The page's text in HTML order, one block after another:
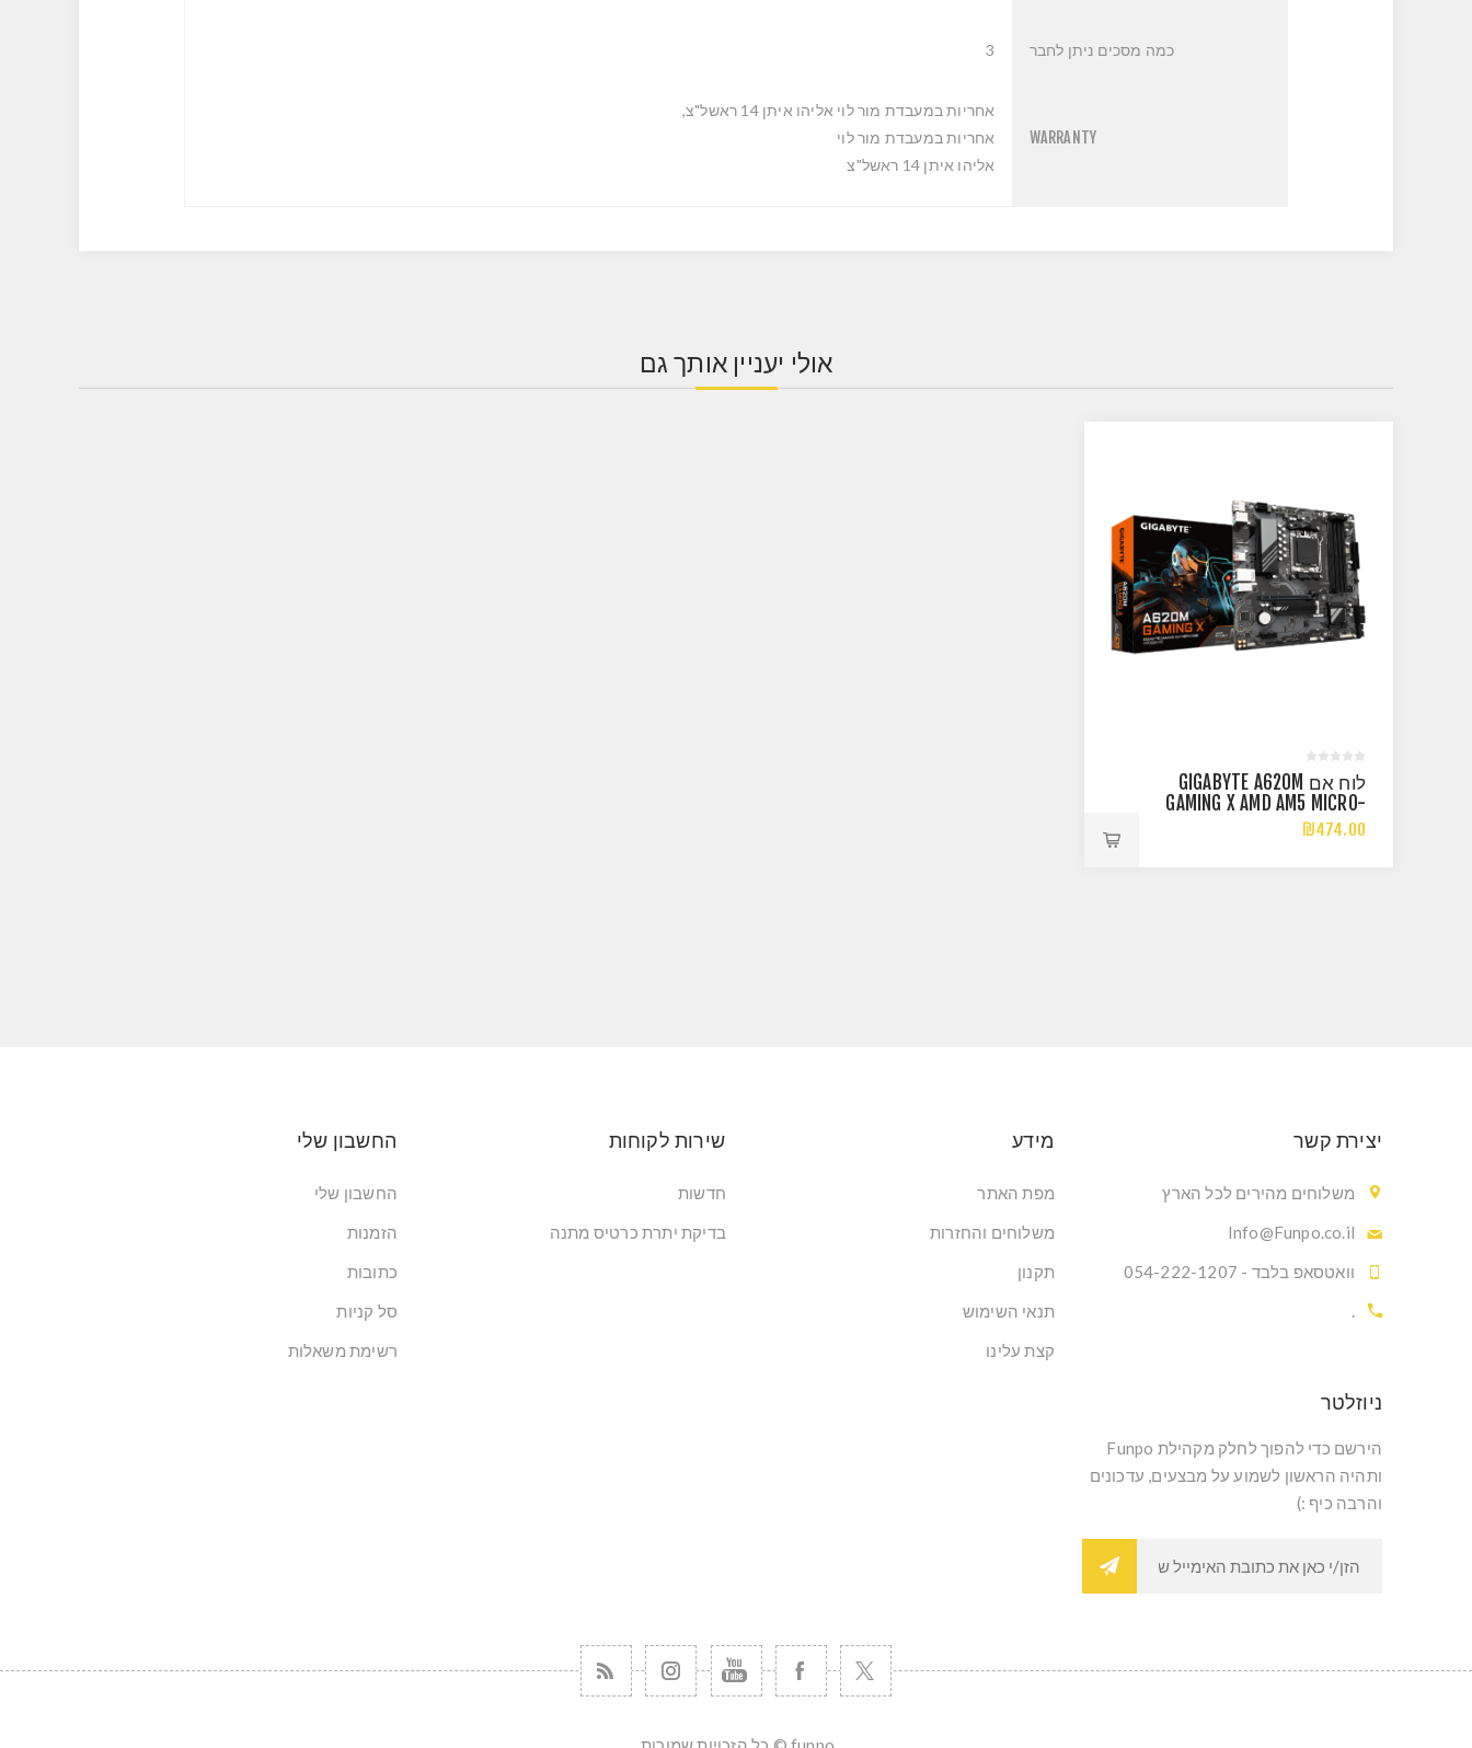
כמה מסכים ניתן לחבר 3
WARRANTY
אחריות במעבדת מור לוי אליהו איתן 14 ראשל"צ,
אחריות במעבדת מור לוי
אליהו איתן 14 ראשל"צ
אולי יעניין אותך גם
לוח אם GIGABYTE A620M
GAMING X AMD AM5 MICRO-
ATX
₪474.00
יצירת קשר
משלוחים מהירים לכל הארץ
Info@Funpo.co.il
וואטסאפ בלבד - 054-222-1207
.
מידע
מפת האתר
משלוחים והחזרות
תקנון
תנאי השימוש
קצת עלינו
שירות לקוחות
חדשות
בדיקת יתרת כרטיס מתנה
החשבון שלי
החשבון שלי
הזמנות
כתובות
סל קניות
רשימת משאלות
ניוזלטר
הירשם כדי להפוך לחלק מקהילת Funpo
ותהיה הראשון לשמוע על מבצעים, עדכונים
והרבה כיף :)